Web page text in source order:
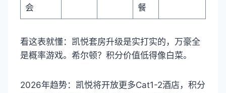
会 餐
看这表就懂：凯悦套房升级是实打实的，万豪全
是概率游戏。希尔顿？积分价值低得像白菜。
2026年趋势：凯悦将开放更多Cat1-2酒店，积分